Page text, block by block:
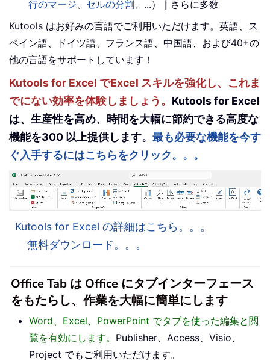
行のマージ、 セルの分割、...） ｜ さらに多数
Kutools はお好みの言語でご利用いただけます。英語、ス
ペイン語、ドイツ語、フランス語、中国語、および40+の
他の言語をサポートしています！
Kutools for Excel でExcel スキルを強化し、これま
でにない効率を体験しましょう。 Kutools for Excel
は、生産性を高め、時間を大幅に節約できる高度な
機能を300 以上提供します。 最も必要な機能を今す
ぐ入手するにはこちらをクリック。。。
Kutools for Excel の詳細はこちら。。。
無料ダウンロード。。。
Office Tab は Office にタブインターフェース
をもたらし、作業を大幅に簡単にします
Word、Excel、PowerPoint でタブを使った編集と閲
覧を有効にします。 Publisher、Access、Visio、
Project でもご利用いただけます。